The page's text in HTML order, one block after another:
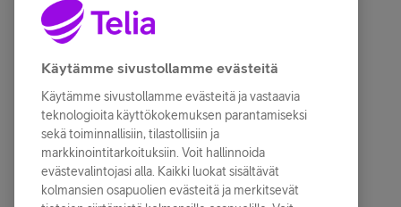
Käytämme sivustollamme evästeitä
Käytämme sivustollamme evästeitä ja vastaavia
teknologioita käyttökokemuksen parantamiseksi
sekä toiminnallisiin, tilastollisiin ja
markkinointitarkoituksiin. Voit hallinnoida
evästevalintojasi alla. Kaikki luokat sisältävät
kolmansien osapuolien evästeitä ja merkitsevät